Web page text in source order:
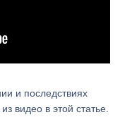
и последствиях
видео в этой статье.